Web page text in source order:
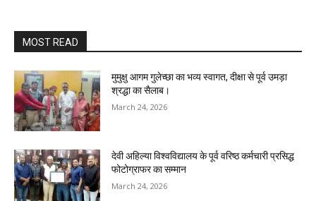
MOST READ
मुमुक्षु आगम गुलेच्छा का भव्य स्वागत, दीक्षा से पूर्व उमड़ा
श्रद्धा का सैलाब।
March 24, 2026
देवी अहिल्या विश्वविद्यालय के पूर्व वरिष्ठ कर्मचारी प्रसिद्ध
फोटोग्राफर का सम्मान
March 24, 2026